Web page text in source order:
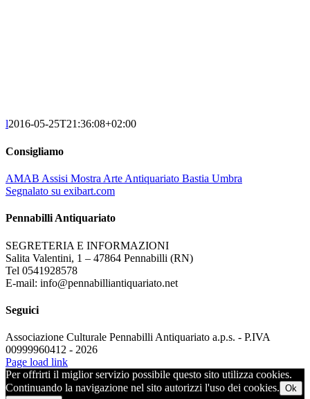
l2016-05-25T21:36:08+02:00
Consigliamo
AMAB Assisi Mostra Arte Antiquariato Bastia Umbra
Segnalato su exibart.com
Pennabilli Antiquariato
SEGRETERIA E INFORMAZIONI
Salita Valentini, 1 – 47864 Pennabilli (RN)
Tel 0541928578
E-mail: info@pennabilliantiquariato.net
Seguici
Associazione Culturale Pennabilli Antiquariato a.p.s. - P.IVA
00999960412 - 2026
Page load link
Per offrirti il miglior servizio possibile questo sito utilizza cookies.
Continuando la navigazione nel sito autorizzi l'uso dei cookies. Ok